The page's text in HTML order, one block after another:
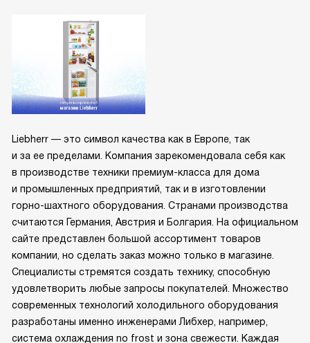
Liebherr — это символ качества как в Европе, так
и за ее пределами. Компания зарекомендовала себя как
в производстве техники премиум-класса для дома
и промышленных предприятий, так и в изготовлении
горно-шахтного оборудования. Странами производства
считаются Германия, Австрия и Болгария. На официальном
сайте представлен большой ассортимент товаров
компании, но сделать заказ можно только в магазине.
Специалисты стремятся создать технику, способную
удовлетворить любые запросы покупателей. Множество
современных технологий холодильного оборудования
разработаны именно инженерами Либхер, например,
система охлаждения no frost и зона свежести. Каждая